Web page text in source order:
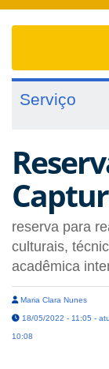
Serviço
reserva para
culturais,
acadêmica
Maria Clara Nunes
18/05/2022 - 11:05 -
10:08